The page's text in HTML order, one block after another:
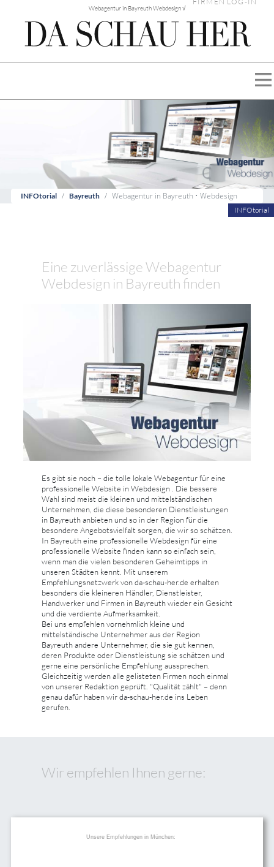
Webagentur in Bayreuth Webdesign √
INFOtorial Bayreuth
Webagentur in Bayreuth • Webdesign
INFOtorial
Eine zuverlässige Webagentur
Webdesign in Bayreuth finden
Es gibt sie noch – die tolle lokale Webagentur für eine
professionelle Website in Webdesign . Die bessere
Wahl sind meist die kleinen und mittelständischen
Unternehmen, die diese besonderen Dienstleistungen
in Bayreuth anbieten und so in der Region für die
besondere Angebotsvielfalt sorgen, die wir so schätzen.
In Bayreuth eine professionelle Webdesign für eine
professionelle Website finden kann so einfach sein,
wenn man die vielen besonderen Geheimtipps in
unseren Städten kennt. Mit unserem
Empfehlungsnetzwerk von da-schau-her.de erhalten
besonders die kleineren Händler, Dienstleister,
Handwerker und Firmen in Bayreuth wieder ein Gesicht
und die verdiente Aufmerksamkeit.
Bei uns empfehlen vornehmlich kleine und
mittelständische Unternehmer aus der Region
Bayreuth andere Unternehmer, die sie gut kennen,
deren Produkte oder Dienstleistung sie schätzen und
gerne eine persönliche Empfehlung aussprechen.
Gleichzeitig werden alle gelisteten Firmen noch einmal
von unserer Redaktion geprüft. "Qualität zählt" – denn
genau dafür haben wir da-schau-her.de ins Leben
gerufen.
Wir empfehlen Ihnen gerne:
Unsere Empfehlungen in München: